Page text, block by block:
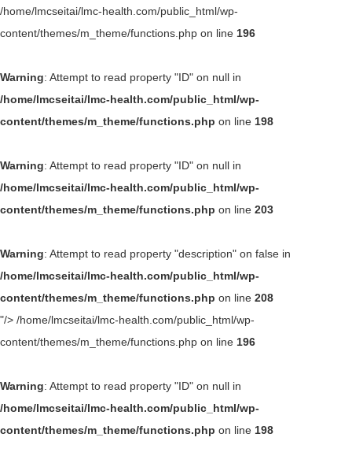
/home/lmcseitai/lmc-health.com/public_html/wp-
content/themes/m_theme/functions.php on line 196
Warning: Attempt to read property "ID" on null in
/home/lmcseitai/lmc-health.com/public_html/wp-
content/themes/m_theme/functions.php on line 198
Warning: Attempt to read property "ID" on null in
/home/lmcseitai/lmc-health.com/public_html/wp-
content/themes/m_theme/functions.php on line 203
Warning: Attempt to read property "description" on false in
/home/lmcseitai/lmc-health.com/public_html/wp-
content/themes/m_theme/functions.php on line 208
"/> /home/lmcseitai/lmc-health.com/public_html/wp-
content/themes/m_theme/functions.php on line 196
Warning: Attempt to read property "ID" on null in
/home/lmcseitai/lmc-health.com/public_html/wp-
content/themes/m_theme/functions.php on line 198